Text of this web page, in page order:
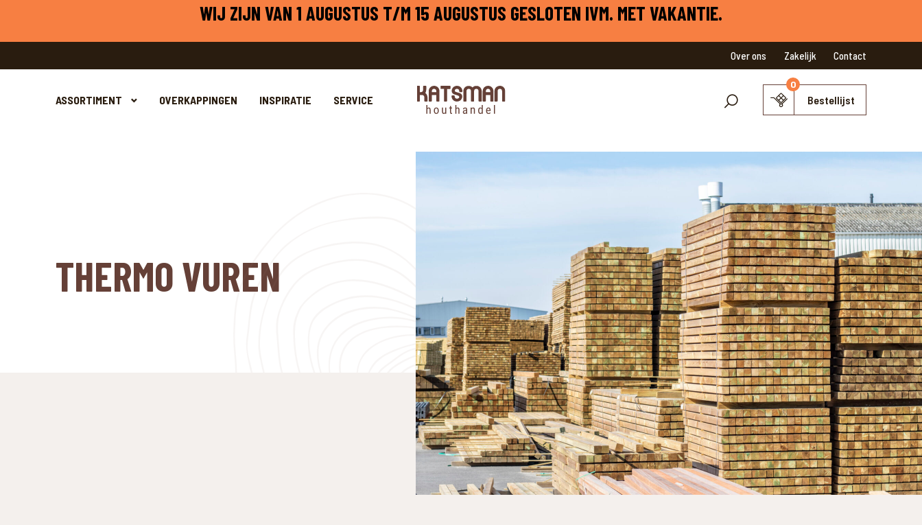
WIJ ZIJN VAN 1 AUGUSTUS T/M 15 AUGUSTUS GESLOTEN IVM. MET VAKANTIE.
Over ons Zakelijk Contact
ASSORTIMENT OVERKAPPINGEN INSPIRATIE SERVICE
0
Bestellijst
THERMO VUREN